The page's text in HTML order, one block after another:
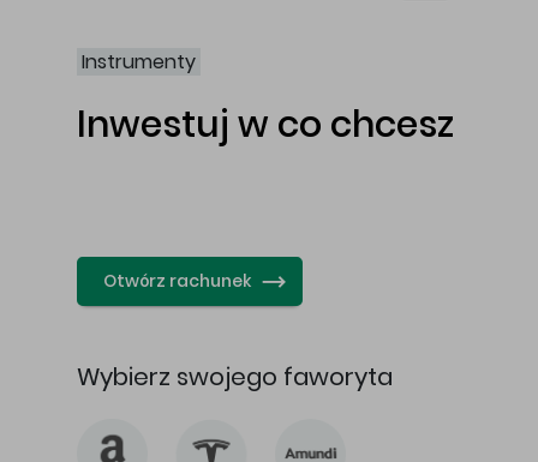
Instrumenty
Inwestuj w co chcesz
Otwórz rachunek
Wybierz swojego faworyta